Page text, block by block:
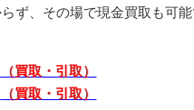
ず、その場で現金買取も可能
（買取・引取）
（買取・引取）